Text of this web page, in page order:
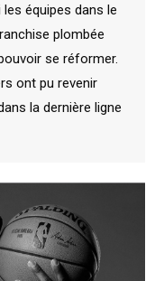
équipes dans le
plombée
se réformer.
ont pu revenir
la dernière ligne